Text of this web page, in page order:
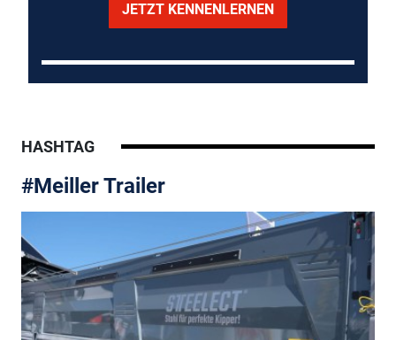
JETZT KENNENLERNEN
HASHTAG
#Meiller Trailer